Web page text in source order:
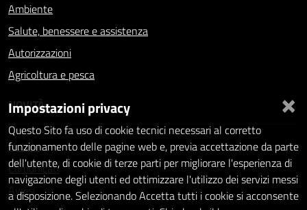
Ambiente
Salute, benessere e assistenza
Autorizzazioni
Agricoltura e pesca
NOVITÀ
Notizie
Comunicati
Avvisi
×
Impostazioni privacy
Questo Sito fa uso di cookie tecnici necessari al corretto
funzionamento delle pagine web e, previa accettazione da parte
dell'utente, di cookie di terze parti per migliorare l'esperienza di
navigazione degli utenti ed ottimizzare l'utilizzo dei servizi messi
a disposizione. Selezionando Accetta tutti i cookie si acconsente